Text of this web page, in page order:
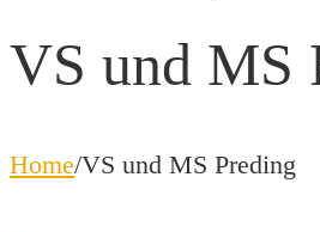
VS und MS
Home/VS und MS Preding